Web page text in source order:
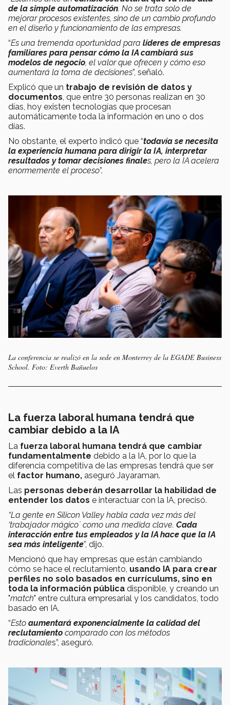
de la simple automatización. No se trata solo de
mejorar procesos existentes, sino de un cambio profundo
en el diseño y funcionamiento de las empresas.
“Es una tremenda oportunidad para líderes de empresas
familiares para pensar cómo la IA cambiará sus
modelos de negocio, el valor que ofrecen y cómo eso
aumentará la toma de decisiones”, señaló.
Explicó que un trabajo de revisión de datos y
documentos, que entre 30 personas realizan en 30
días, hoy existen tecnologías que procesan
automáticamente toda la información en uno o dos
días.
No obstante, el experto indicó que “todavía se necesita
la experiencia humana para dirigir la IA, interpretar
resultados y tomar decisiones finales, pero la IA acelera
enormemente el proceso”.
La conferencia se realizó en la sede en Monterrey de la EGADE Business
School. Foto: Everth​​​ Bañuelos
La fuerza laboral humana tendrá que
cambiar debido a la IA
La fuerza laboral humana tendrá que cambiar
fundamentalmente debido a la IA, por lo que la
diferencia competitiva de las empresas tendrá que ser
el factor humano, aseguró Jayaraman.
Las personas deberán desarrollar la habilidad de
entender los datos e interactuar con la IA, precisó.
“La gente en Silicon Valley habla cada vez más del
‘trabajador mágico´ como una medida clave. Cada
interacción entre tus empleados y la IA hace que la IA
sea más inteligente”, dijo.
Mencionó que hay empresas que están cambiando
cómo se hace el reclutamiento, usando IA para crear
perfiles no solo basados en currículums, sino en
toda la información pública disponible, y creando un
"match" entre cultura empresarial y los candidatos, todo
basado en IA.
“Esto aumentará exponencialmente la calidad del
reclutamiento comparado con los métodos
tradicionales”, aseguró.